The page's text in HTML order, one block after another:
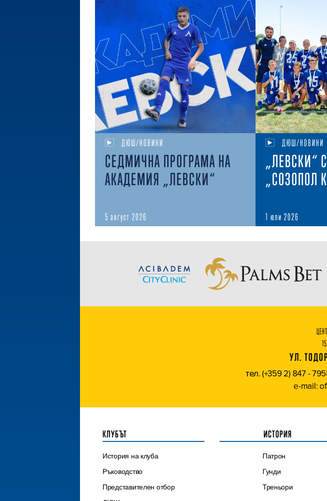
ДЮШ/НОВИНИ
СЕДМИЧНА ПРОГРАМА НА
АКАДЕМИЯ „ЛЕВСКИ“
5 август 2026
ДЮШ/НОВИНИ
„ЛЕВСКИ“
„СОЗОПОЛ
1 юли 2026
УЛ.
тел. (+359 2) 847 -
e-mail:
КЛУБЪТ
История на клуба
Ръководство
Представителен отбор
ИСТОРИЯ
Патрон
Гунди
Треньори